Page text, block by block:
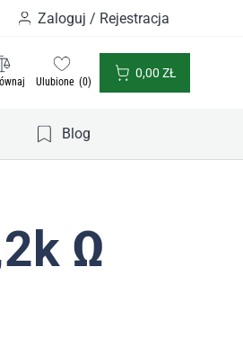
Zaloguj / Rejestracja
Ulubione 0
0,00 ZŁ
Blog
Ω